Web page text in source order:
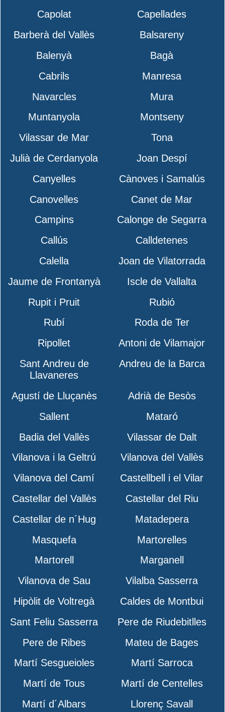
Capolat
Capellades
Barberà del Vallès
Balsareny
Balenyà
Bagà
Cabrils
Manresa
Navarcles
Mura
Muntanyola
Montseny
Vilassar de Mar
Tona
Julià de Cerdanyola
Joan Despí
Canyelles
Cànoves i Samalús
Canovelles
Canet de Mar
Campins
Calonge de Segarra
Callús
Calldetenes
Calella
Joan de Vilatorrada
Jaume de Frontanyà
Iscle de Vallalta
Rupit i Pruit
Rubió
Rubí
Roda de Ter
Ripollet
Antoni de Vilamajor
Sant Andreu de
Llavaneres
Andreu de la Barca
Agustí de Lluçanès
Adrià de Besòs
Sallent
Mataró
Badia del Vallès
Vilassar de Dalt
Vilanova i la Geltrú
Vilanova del Vallès
Vilanova del Camí
Castellbell i el Vilar
Castellar del Vallès
Castellar del Riu
Castellar de n´Hug
Matadepera
Masquefa
Martorelles
Martorell
Marganell
Vilanova de Sau
Vilalba Sasserra
Hipòlit de Voltregà
Caldes de Montbui
Sant Feliu Sasserra
Pere de Riudebitlles
Pere de Ribes
Mateu de Bages
Martí Sesgueioles
Martí Sarroca
Martí de Tous
Martí de Centelles
Martí d´Albars
Llorenç Savall